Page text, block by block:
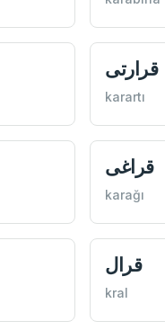
قرارتی
karartı
قراغی
karağı
قرال
kral